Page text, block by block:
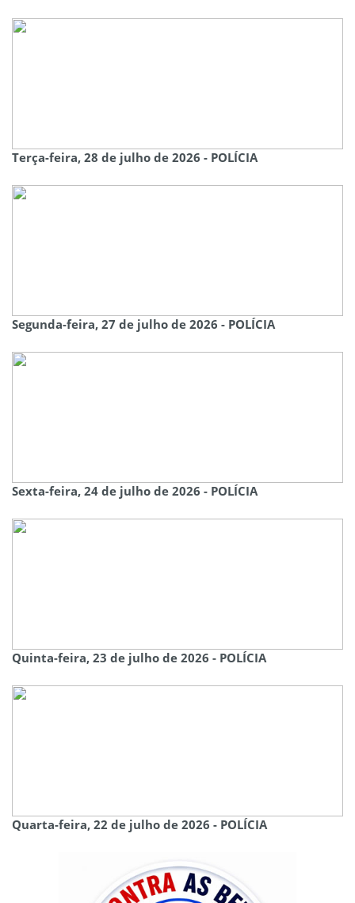
Terça-feira, 28 de julho de 2026 - POLÍCIA
Segunda-feira, 27 de julho de 2026 - POLÍCIA
Sexta-feira, 24 de julho de 2026 - POLÍCIA
Quinta-feira, 23 de julho de 2026 - POLÍCIA
Quarta-feira, 22 de julho de 2026 - POLÍCIA